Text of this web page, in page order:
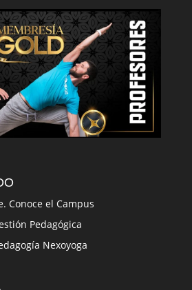
Conoce el Campus
Pedagógica
Nexoyoga